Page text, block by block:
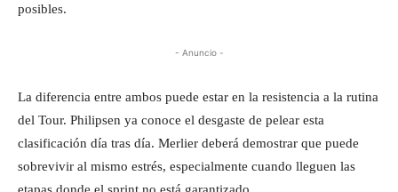
posibles.
- Anuncio -
La diferencia entre ambos puede estar en la resistencia a la rutina
del Tour. Philipsen ya conoce el desgaste de pelear esta
clasificación día tras día. Merlier deberá demostrar que puede
sobrevivir al mismo estrés, especialmente cuando lleguen las
etapas donde el sprint no está garantizado.